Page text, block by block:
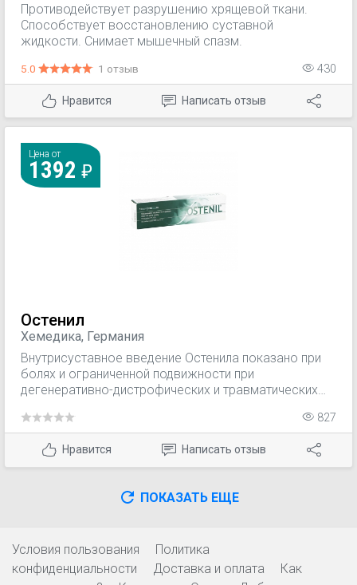
Противодействует разрушению хрящевой ткани.
Способствует восстановлению суставной
жидкости. Снимает мышечный спазм.
5.0 1 отзыв 430
Нравится Написать отзыв
Цена от
1392
Остенил
Хемедика, Германия
Внутрисуставное введение Остенила показано при
болях и ограниченной подвижности при
дегенеративно-дистрофических и травматических
других синовиальных суставов.
827
Нравится Написать отзыв
ПОКАЗАТЬ ЕЩЕ
Условия пользования
Политика
конфиденциальности
Доставка и оплата
Как